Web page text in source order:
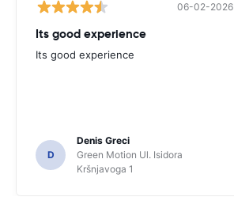
06-02-2026
Its good experience
Its good experience
D
Denis Greci
Green Motion Ul. Isidora
Kršnjavoga 1